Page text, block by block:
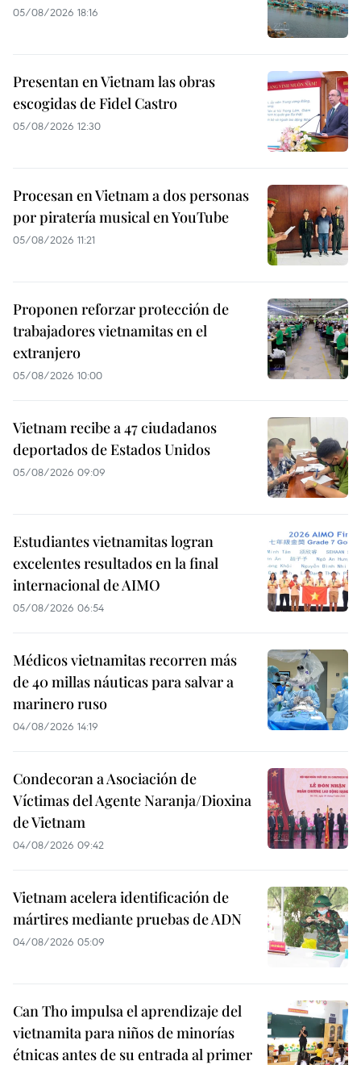
05/08/2026 18:16
Presentan en Vietnam las obras
escogidas de Fidel Castro
05/08/2026 12:30
Procesan en Vietnam a dos personas
por piratería musical en YouTube
05/08/2026 11:21
Proponen reforzar protección de
trabajadores vietnamitas en el
extranjero
05/08/2026 10:00
Vietnam recibe a 47 ciudadanos
deportados de Estados Unidos
05/08/2026 09:09
Estudiantes vietnamitas logran
excelentes resultados en la final
internacional de AIMO
05/08/2026 06:54
Médicos vietnamitas recorren más
de 40 millas náuticas para salvar a
marinero ruso
04/08/2026 14:19
Condecoran a Asociación de
Víctimas del Agente Naranja/Dioxina
de Vietnam
04/08/2026 09:42
Vietnam acelera identificación de
mártires mediante pruebas de ADN
04/08/2026 05:09
Can Tho impulsa el aprendizaje del
vietnamita para niños de minorías
étnicas antes de su entrada al primer